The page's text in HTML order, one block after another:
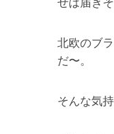
北欧のブ
だ〜。
そんな気